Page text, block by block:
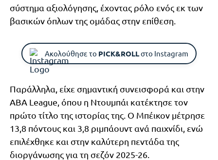
σύστημα αξιολόγησης, έχοντας ρόλο ενός εκ των
βασικών όπλων της ομάδας στην επίθεση.
Ακολούθησε το PICK&ROLLστο Instagram
Παράλληλα, είχε σημαντική συνεισφορά και στην
ABA League, όπου η Ντουμπάι κατέκτησε τον
πρώτο τίτλο της ιστορίας της. Ο Μπέικον μέτρησε
13,8 πόντους και 3,8 ριμπάουντ ανά παιχνίδι, ενώ
επιλέχθηκε και στην καλύτερη πεντάδα της
διοργάνωσης για τη σεζόν 2025-26.